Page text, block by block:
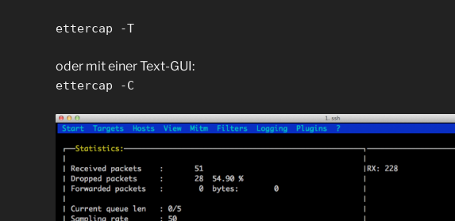
ettercap -T
oder mit einer Text-GUI:
ettercap -C